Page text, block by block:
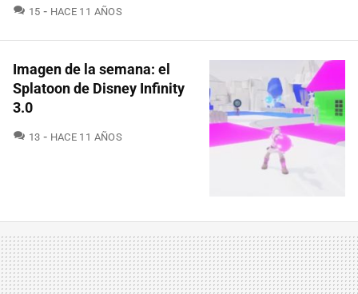
15 COMENTARIOS
HACE 11 AÑOS
Imagen de la semana: el
Splatoon de Disney Infinity
3.0
13 COMENTARIOS
HACE 11 AÑOS